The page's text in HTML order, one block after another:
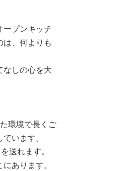
ープンキッチ
は、何よりも
なしの心を大
環境で長くご
います。
送れます。
あります。